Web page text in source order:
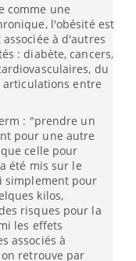
comme une
l'obésité est
à d'autres
: diabète, cancers,
du
articulations entre
: "prendre un
pour une autre
celle pour
été mis sur le
simplement pour
kilos,
risques pour la
les effets
associés à
on retrouve par